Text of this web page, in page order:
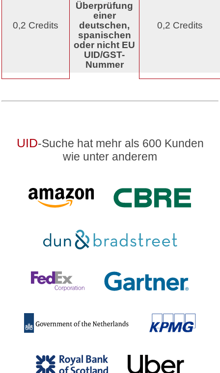
0,2 Credits
Überprüfung
einer
deutschen,
spanischen
oder nicht EU
UID/GST-
Nummer
0,2 Credits
UID-Suche hat mehr als 600 Kunden
wie unter anderem